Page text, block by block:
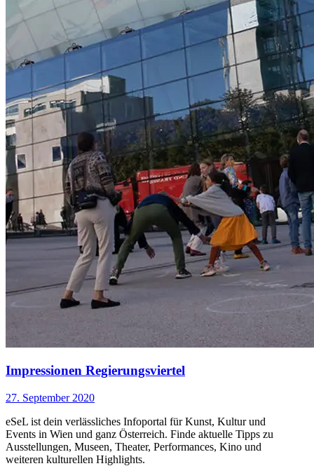
Impressionen Regierungsviertel
27. September 2020
eSeL ist dein verlässliches Infoportal für Kunst, Kultur und
Events in Wien und ganz Österreich. Finde aktuelle Tipps zu
Ausstellungen, Museen, Theater, Performances, Kino und
weiteren kulturellen Highlights.